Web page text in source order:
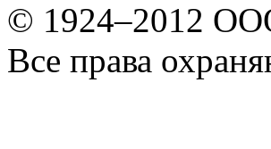
© 1924–2012
Все права